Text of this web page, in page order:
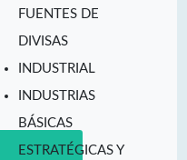
FUENTES DE
DIVISAS
INDUSTRIAL
INDUSTRIAS
BÁSICAS
ESTRATÉGICAS Y